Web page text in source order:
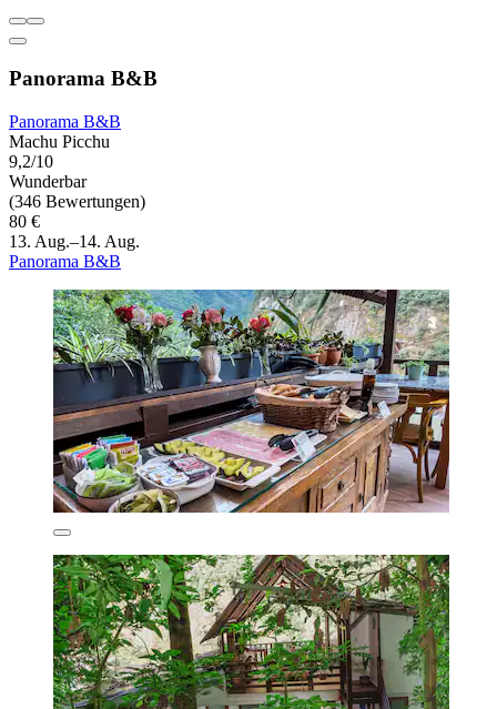
Panorama B&B
Panorama B&B
Machu Picchu
9,2/10
Wunderbar
(346 Bewertungen)
80 €
13. Aug.–14. Aug.
Panorama B&B